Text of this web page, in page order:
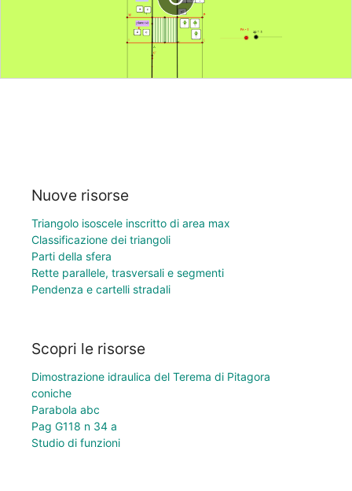
Nuove risorse
Triangolo isoscele inscritto di area max
Classificazione dei triangoli
Parti della sfera
Rette parallele, trasversali e segmenti
Pendenza e cartelli stradali
Scopri le risorse
Dimostrazione idraulica del Terema di Pitagora
coniche
Parabola abc
Pag G118 n 34 a
Studio di funzioni